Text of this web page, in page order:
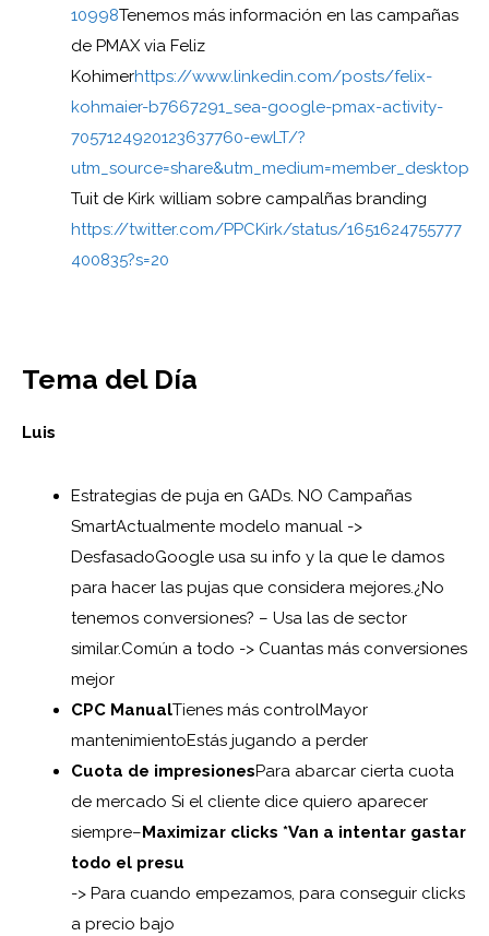
10998Tenemos más información en las campañas
de PMAX via Feliz
Kohimerhttps://www.linkedin.com/posts/felix-
kohmaier-b7667291_sea-google-pmax-activity-
7057124920123637760-ewLT/?
utm_source=share&utm_medium=member_desktop
Tuit de Kirk william sobre campalñas branding
https://twitter.com/PPCKirk/status/1651624755777
400835?s=20
Tema del Día
Luis
Estrategias de puja en GADs. NO Campañas
SmartActualmente modelo manual ->
DesfasadoGoogle usa su info y la que le damos
para hacer las pujas que considera mejores.¿No
tenemos conversiones? – Usa las de sector
similar.Común a todo -> Cuantas más conversiones
mejor
CPC ManualTienes más controlMayor
mantenimientoEstás jugando a perder
Cuota de impresionesPara abarcar cierta cuota
de mercado Si el cliente dice quiero aparecer
siempre– Maximizar clicks *Van a intentar gastar
todo el presu
-> Para cuando empezamos, para conseguir clicks
a precio bajo